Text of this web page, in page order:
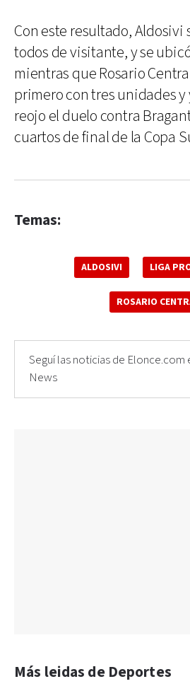
Con este resultado, Aldosivi
todos de visitante, y se
mientras que Rosario
primero con tres unidades
reojo el duelo contra
cuartos de final de la Copa
Temas:
ALDOSIVI LIGA
ROSARIO
Seguí las noticias de Elonce.com
News
Más leidas de Deportes